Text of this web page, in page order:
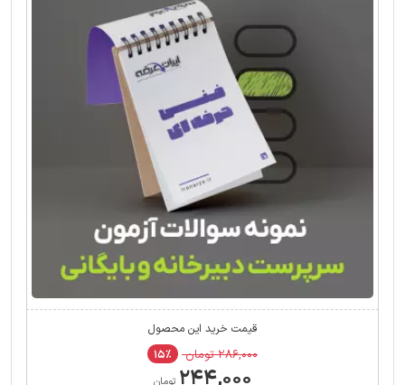
قیمت خرید این محصول
۲۸۶,۰۰۰ تومان ۱۵٪